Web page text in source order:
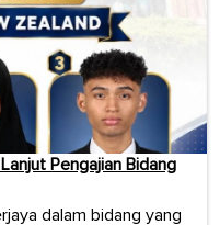
Pengajian Bidang
dalam bidang yang